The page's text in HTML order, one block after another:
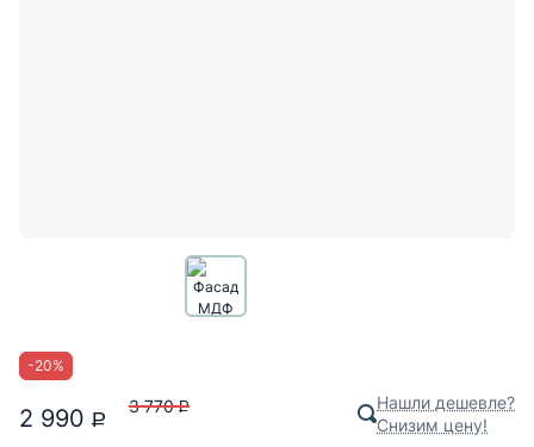
-20%
2 990 P
3 770 P
Нашли дешевле?
Снизим цену!